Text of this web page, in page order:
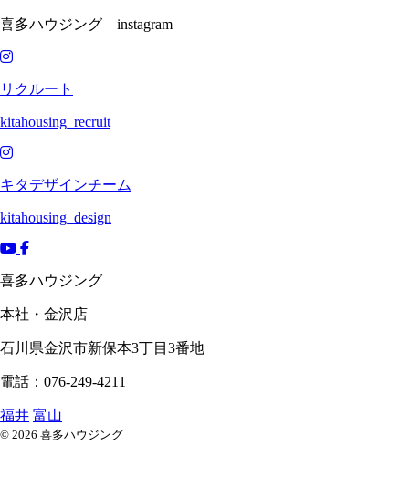
喜多ハウジング instagram
リクルート
kitahousing_recruit
キタデザインチーム
kitahousing_design
喜多ハウジング
本社・金沢店
石川県金沢市新保本3丁目3番地
電話：076-249-4211
福井 富山
© 2026 喜多ハウジング